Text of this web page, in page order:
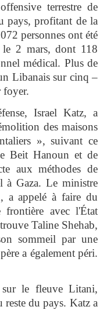
terrestre de
pays, profitant de la
personnes ont été
le 2 mars, dont 118
médical. Plus de
Libanais sur cinq –
foyer.
Israel Katz, a
des maisons
», suivant ce
Beit Hanoun et de
aux méthodes de
à Gaza. Le ministre
a appelé à faire du
avec l'État
Taline Shehab,
sommeil par une
a également péri.
le fleuve Litani,
du pays. Katz a